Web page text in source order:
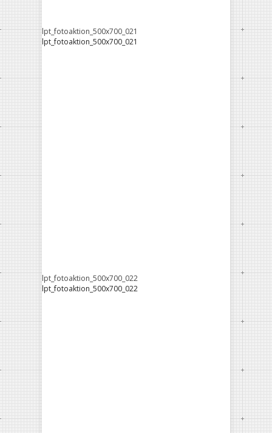
lpt_fotoaktion_500x700_021
lpt_fotoaktion_500x700_021
lpt_fotoaktion_500x700_022
lpt_fotoaktion_500x700_022